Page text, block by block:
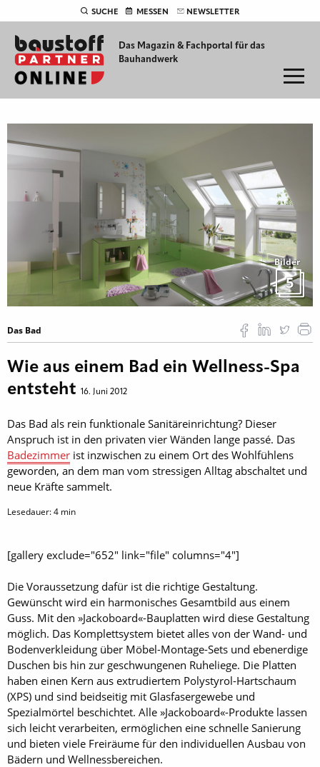
SUCHE MESSEN NEWSLETTER
Das Magazin & Fachportal für das
Bauhandwerk
Bilder
5
Das Bad
Wie aus einem Bad ein Wellness-Spa
entsteht 16. Juni 2012
Das Bad als rein funktionale Sanitäreinrichtung? Dieser
Anspruch ist in den privaten vier Wänden lange passé. Das
Badezimmer ist inzwischen zu einem Ort des Wohlfühlens
geworden, an dem man vom stressigen Alltag abschaltet und
neue Kräfte sammelt.
Lesedauer:4 min
[gallery exclude="652" link="file" columns="4"]
Die Voraussetzung dafür ist die richtige Gestaltung.
Gewünscht wird ein harmonisches Gesamtbild aus einem
Guss. Mit den »Jackoboard«-Bauplatten wird diese Gestaltung
möglich. Das Komplettsystem bietet alles von der Wand- und
Bodenverkleidung über Möbel-Montage-Sets und ebenerdige
Duschen bis hin zur geschwungenen Ruheliege. Die Platten
haben einen Kern aus extrudiertem Polystyrol-Hartschaum
(XPS) und sind beidseitig mit Glasfasergewebe und
Spezialmörtel beschichtet. Alle »Jackoboard«-Produkte lassen
sich leicht verarbeiten, ermöglichen eine schnelle Sanierung
und bieten viele Freiräume für den individuellen Ausbau von
Bädern und Wellnessbereichen.